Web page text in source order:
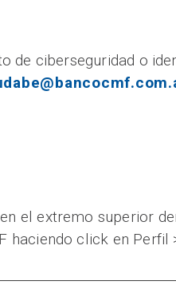
de ciberseguridad o
el extremo superior
haciendo click en Perfil